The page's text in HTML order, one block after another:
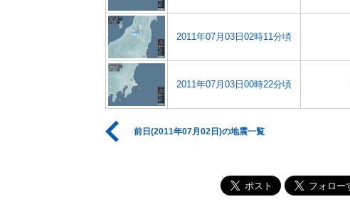
2011年07月03日02時11分頃
2011年07月03日00時22分頃
前日(2011年07月02日)の地震一覧